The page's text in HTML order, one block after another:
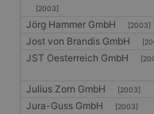
[2003]
Jörg Hammer GmbH [2003]
Jost von Brandis GmbH
JST Oesterreich GmbH
Julius Zorn GmbH [2003]
Jura-Guss GmbH [2003]